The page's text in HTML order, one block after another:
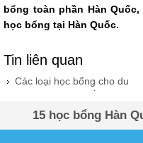
bổng toàn phần Hàn
học bổng tại Hàn Quốc.
Tin liên quan
Các loại học bổng cho du
học sinh Hàn Quốc
15 học bổng Hàn